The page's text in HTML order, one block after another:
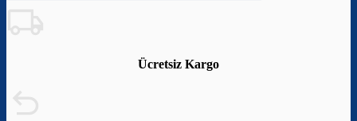
Ücretsiz Kargo